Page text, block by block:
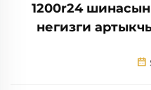
1200r24
негизги